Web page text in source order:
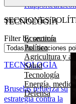
SECCIONES
Economía
Política
Agricultura y
Salud
Tecnología
Energía, medio
Defensa
Rapporteur
TECNOLÓGÍA
Filter by section
Bruselas refuerza su
estrategia contra la
TECNOLOGÍA